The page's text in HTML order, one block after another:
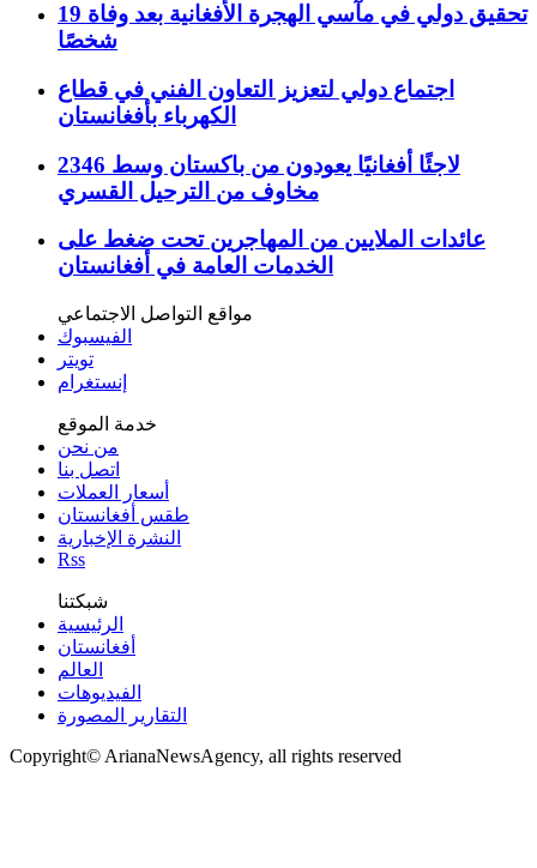
تحقيق دولي في مآسي الهجرة الأفغانية بعد وفاة 19
شخصًا
اجتماع دولي لتعزيز التعاون الفني في قطاع
الكهرباء بأفغانستان
2346 لاجئًا أفغانيًا يعودون من باكستان وسط
مخاوف من الترحيل القسري
عائدات الملايين من المهاجرين تحت ضغط على
الخدمات العامة في أفغانستان
مواقع التواصل الاجتماعي
الفيسبوك
تويتر
إنستغرام
خدمة الموقع
من نحن
اتصل بنا
أسعار العملات
طقس أفغانستان
النشرة الإخبارية
Rss
شبكتنا
الرئيسية
أفغانستان
العالم
الفیدیوهات
التقاریر المصورة
Copyright© ArianaNewsAgency, all rights reserved